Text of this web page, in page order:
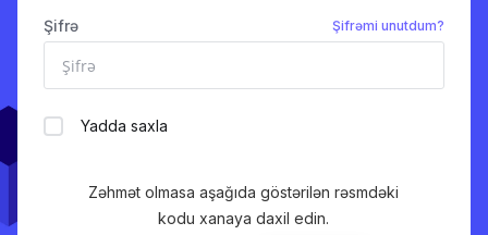
Şifrə Şifrəmi unutdum?
Yadda saxla
Zəhmət olmasa aşağıda göstərilən rəsmdəki
kodu xanaya daxil edin.